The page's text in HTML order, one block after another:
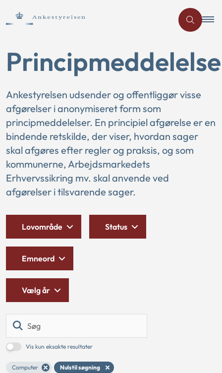
Ankestyrelsen udsender og offentliggør visse
afgørelser i anonymiseret form som
principmeddelelser. En principiel afgørelse er en
bindende retskilde, der viser, hvordan sager
skal afgøres efter regler og praksis, og som
kommunerne, Arbejdsmarkedets
Erhvervssikring mv. skal anvende ved
afgørelser i tilsvarende sager.
Vis kun eksakte resultater
Computer Nulstil søgning
Lovområde Status
Emneord
Vælg år